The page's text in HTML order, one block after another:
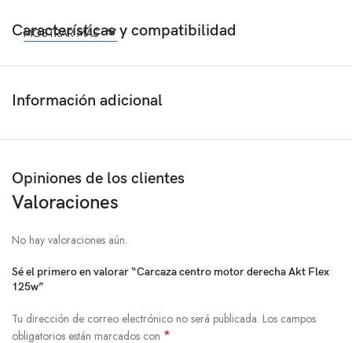
Características y compatibilidad
MOSTRAR MÁS
Información adicional
Opiniones de los clientes
Valoraciones
No hay valoraciones aún.
Sé el primero en valorar “Carcaza centro motor derecha Akt Flex
125w”
Tu dirección de correo electrónico no será publicada. Los campos
obligatorios están marcados con *